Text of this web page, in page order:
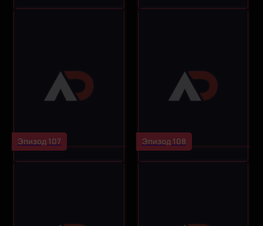
Эпизод 107 Эпизод 108